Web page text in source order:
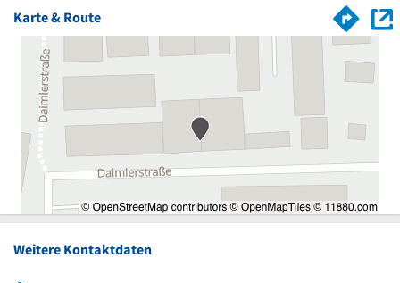
Karte & Route
Weitere Kontaktdaten